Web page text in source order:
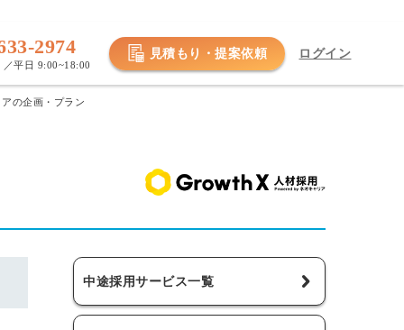
2974
／平日 9:00~18:00
見積もり・提案依頼 ログイン
の企画・プラン
中途採用サービス一覧